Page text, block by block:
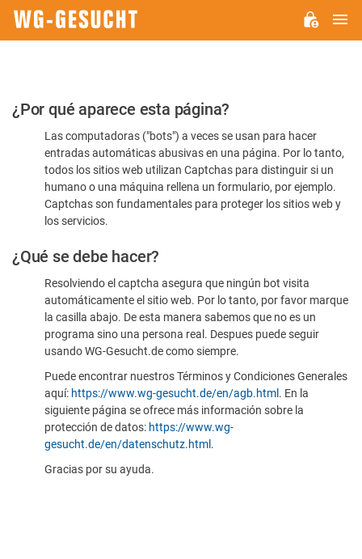
Por
favor,
confirme
humano
¿Por qué aparece esta página?
Las computadoras ("bots") a veces se usan para hacer
entradas automáticas abusivas en una página. Por lo tanto,
todos los sitios web utilizan Captchas para distinguir si un
humano o una máquina rellena un formulario, por ejemplo.
Captchas son fundamentales para proteger los sitios web y
los servicios.
¿Qué se debe hacer?
Resolviendo el captcha asegura que ningún bot visita
automáticamente el sitio web. Por lo tanto, por favor marque
la casilla abajo. De esta manera sabemos que no es un
programa sino una persona real. Despues puede seguir
usando WG-Gesucht.de como siempre.
Puede encontrar nuestros Términos y Condiciones Generales
aquí: https://www.wg-gesucht.de/en/agb.html . En la
siguiente página se ofrece más información sobre la
protección de datos: https://www.wg-
gesucht.de/en/datenschutz.html .
Gracias por su ayuda.